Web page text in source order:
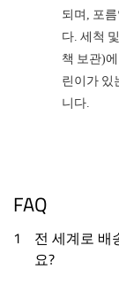
되며, 포
다. 세척
책 보관)
린이가 있
니다.
FAQ
1 전 세계로 배
요?